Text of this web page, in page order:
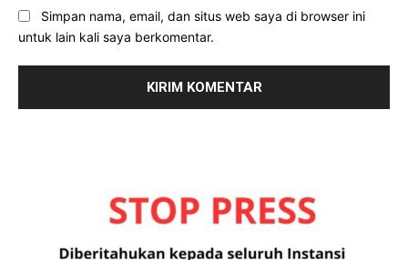
Simpan nama, email, dan situs web saya di browser ini
untuk lain kali saya berkomentar.